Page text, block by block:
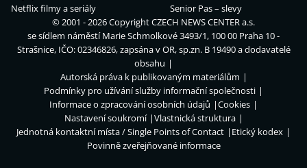
Netflix filmy a seriály
Senior Pas – slevy
© 2001 - 2026 CopyrightCZECH NEWS CENTER a.s.
se sídlem náměstí Marie Schmolkové 3493/1, 100 00 Praha 10 -
Strašnice, IČO: 02346826, zapsána v OR, sp.zn. B 19490 a dodavatelé
obsahu
Autorská práva k publikovaným materiálům
Podmínky pro užívání služby informační společnosti
Informace o zpracování osobních údajů
Cookies
Nastavení soukromí
Vlastnická struktura
Jednotná kontaktní místa / Single Points of Contact
Etický kodex
Povinně zveřejňované informace